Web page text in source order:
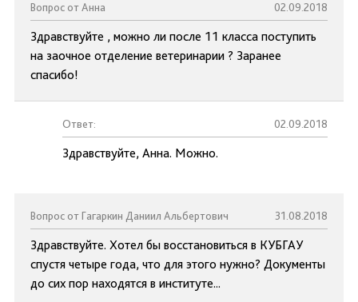
Вопрос от Анна 02.09.2018
Здравствуйте , можно ли после 11 класса поступить
на заочное отделение ветеринарии ? Заранее
спасибо!
Ответ: 02.09.2018
Здравствуйте, Анна. Можно.
Вопрос от Гагаркин Даниил Альбертович 31.08.2018
Здравствуйте. Хотел бы восстановиться в КУБГАУ
спустя четыре года, что для этого нужно? Документы
до сих пор находятся в институте...